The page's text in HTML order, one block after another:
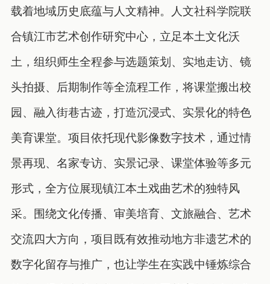
载着地域历史底蕴与人文精神。人文社科学院联
合镇江市艺术创作研究中心，立足本土文化沃
土，组织师生全程参与选题策划、实地走访、镜
头拍摄、后期制作等全流程工作，将课堂搬出校
园、融入街巷古迹，打造沉浸式、实景化的特色
美育课堂。项目依托现代影像数字技术，通过情
景再现、名家专访、实景记录、课堂体验等多元
形式，全方位展现镇江本土戏曲艺术的独特风
采。围绕文化传播、审美培育、文旅融合、艺术
交流四大方向，项目既有效推动地方非遗艺术的
数字化留存与推广，也让学生在实践中锤炼综合